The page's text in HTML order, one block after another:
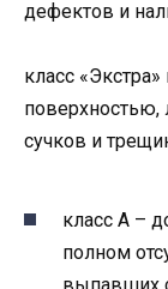
дефектов и
класс
сучков и
класс А –
полном
выпавших